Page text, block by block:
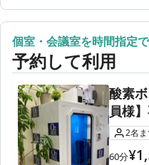
※４階、３階、1階はお好き
チェックイン画面からそれ
7時間利用
1DAY利用
8月10日（月）
24
8月11日（火）
24
8月12日（水）
個室・会議室を時間指定で
予約して利用
酸素
員様
2名
60分¥